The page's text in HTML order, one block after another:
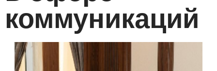
коммуникаций